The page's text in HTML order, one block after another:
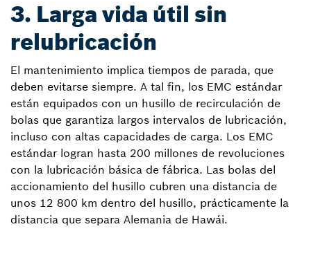
3. Larga vida útil sin
relubricación
El mantenimiento implica tiempos de parada, que
deben evitarse siempre. A tal fin, los EMC estándar
están equipados con un husillo de recirculación de
bolas que garantiza largos intervalos de lubricación,
incluso con altas capacidades de carga. Los EMC
estándar logran hasta 200 millones de revoluciones
con la lubricación básica de fábrica. Las bolas del
accionamiento del husillo cubren una distancia de
unos 12 800 km dentro del husillo, prácticamente la
distancia que separa Alemania de Hawái.